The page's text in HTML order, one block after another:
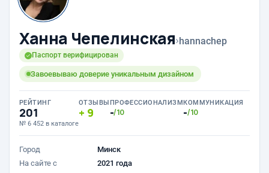
Ханна Чепелинская›hannachep
Паспорт верифицирован
Завоевываю доверие уникальным дизайном
РЕЙТИНГ
201
№ 6 452 в каталоге
ОТЗЫВЫ
9
ПРОФЕССИОНАЛИЗМ
-/10
КОММУНИКАЦИЯ
-/10
Город
Минск
На сайте с
2021 года